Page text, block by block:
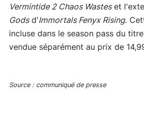
Vermintide 2 Chaos Wasteset
Godsd'Immortals Fenyx Rising.
incluse dans le season pass du
vendue séparément au prix de
Source : communiqué de presse